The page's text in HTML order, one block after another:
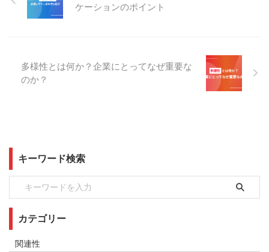
ケーションのポイント
多様性とは何か？企業にとってなぜ重要な
のか？
キーワード検索
カテゴリー
関連性